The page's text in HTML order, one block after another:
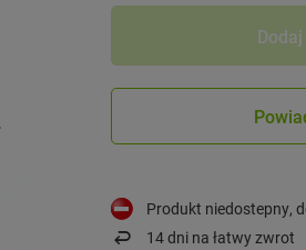
Produkt niedostepny,
14dni na łatwy zwrot